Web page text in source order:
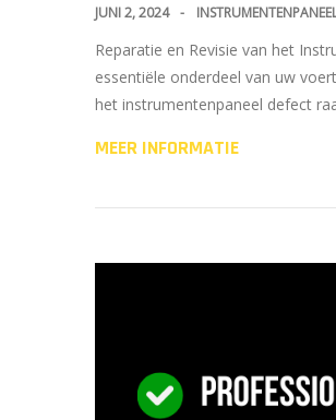
JUNI 2, 2024
Reparatie en Revisie van het
essentiële onderdeel van uw
het instrumentenpaneel defect
MEER INFORMATIE